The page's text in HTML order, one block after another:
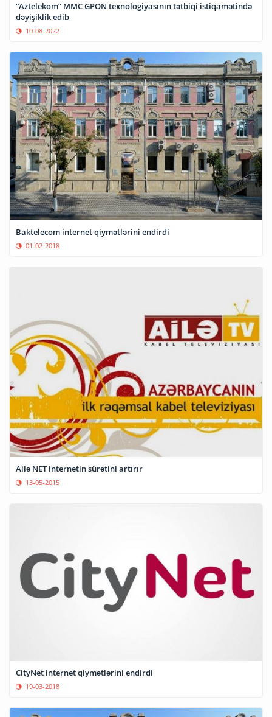
“Aztelekom” MMC GPON texnologiyasının tətbiqi istiqamətində
dəyişiklik edib
10-08-2022
Baktelecom internet qiymətlərini endirdi
01-02-2018
Ailə NET internetin sürətini artırır
13-05-2015
CityNet internet qiymətlərini endirdi
19-03-2018